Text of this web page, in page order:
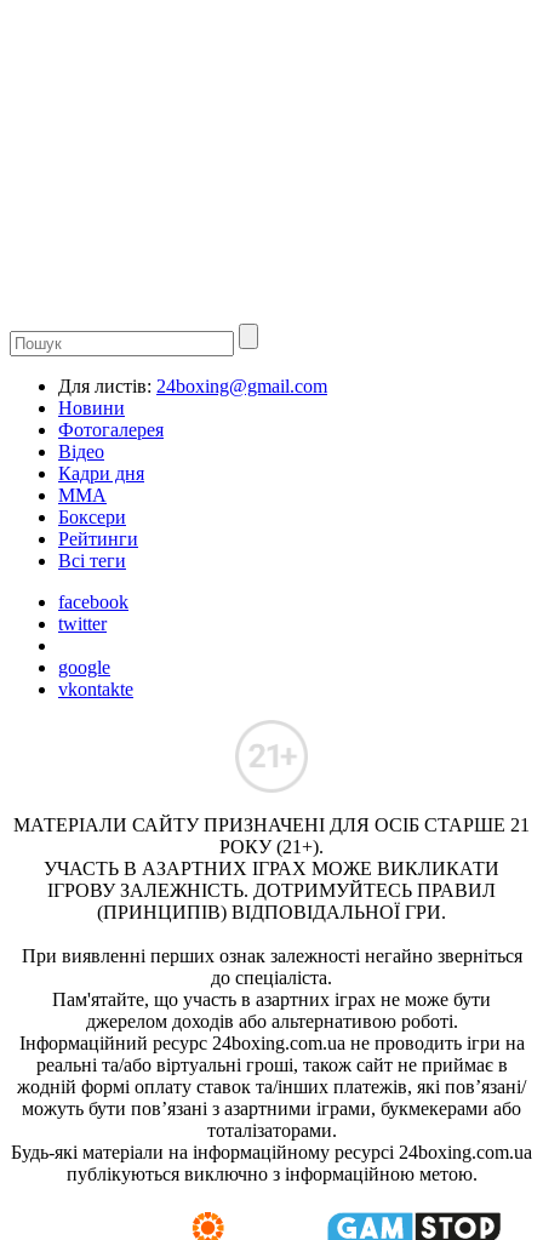
Для листів: 24boxing@gmail.com
Новини
Фотогалерея
Відео
Кадри дня
ММА
Боксери
Рейтинги
Всі теги
facebook
twitter
google
vkontakte
МАТЕРІАЛИ САЙТУ ПРИЗНАЧЕНІ ДЛЯ ОСІБ СТАРШЕ 21
РОКУ (21+).
УЧАСТЬ В АЗАРТНИХ ІГРАХ МОЖЕ ВИКЛИКАТИ
ІГРОВУ ЗАЛЕЖНІСТЬ. ДОТРИМУЙТЕСЬ ПРАВИЛ
(ПРИНЦИПІВ) ВІДПОВІДАЛЬНОЇ ГРИ.
При виявленні перших ознак залежності негайно зверніться
до спеціаліста.
Пам'ятайте, що участь в азартних іграх не може бути
джерелом доходів або альтернативою роботі.
Інформаційний ресурс 24boxing.com.ua не проводить ігри на
реальні та/або віртуальні гроші, також сайт не приймає в
жодній формі оплату ставок та/інших платежів, які пов’язані/
можуть бути пов’язані з азартними іграми, букмекерами або
тоталізаторами.
Будь-які матеріали на інформаційному ресурсі 24boxing.com.ua
публікуються виключно з інформаційною метою.